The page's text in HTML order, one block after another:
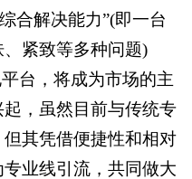
合解决能力”(即一台
紧致等多种问题)
台，将成为市场的主
，虽然目前与传统专
其凭借便捷性和相对
业线引流，共同做大